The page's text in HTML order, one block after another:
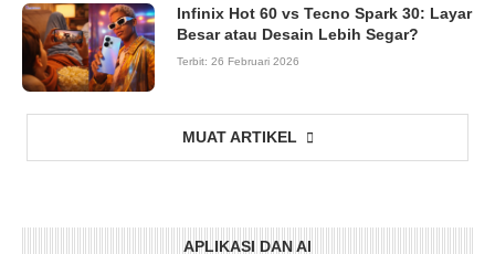
Infinix Hot 60 vs Tecno Spark 30: Layar
Besar atau Desain Lebih Segar?
Terbit: 26 Februari 2026
MUAT ARTIKEL
APLIKASI DAN AI